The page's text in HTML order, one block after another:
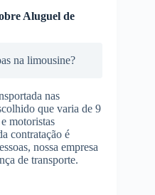
Aluguel de
na limousine?
nas
que varia de 9
motoristas
contratação é
nossa empresa
de transporte.